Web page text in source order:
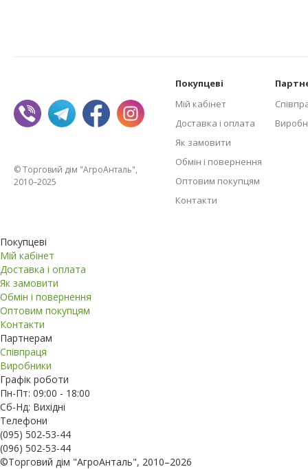
© Торговий дім "АгроАнталь",
2010–2025
Покупцеві
Мій кабінет
Доставка і оплата
Як замовити
Обмін і повернення
Оптовим покупцям
Контакти
Покупцеві
Мій кабінет
Доставка і оплата
Як замовити
Обмін і повернення
Оптовим покупцям
Контакти
Партнерам
Співпраця
Виробники
Графік роботи
Пн-Пт: 09:00 - 18:00
Сб-Нд: Вихідні
Телефони
(095) 502-53-44
(096) 502-53-44
©Торговий дім "АгроАнталь", 2010–2026